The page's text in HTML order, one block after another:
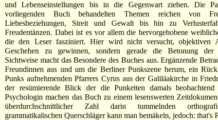
und Lebenseinstellungen bis in die Gegenwart ziehen. Die
vorliegenden Buch behandelten Themen reichen von
Liebesbeziehungen, Streit und Gewalt bis hin zu
Freudentänzen. Dabei ist es vor allem die hervorgehobene
die den Leser fasziniert. Hier wird nicht versucht, objektiven
Geschehen zu gewinnen, sondern gerade die Betonung der
Sichtweise macht das Besondere des Buches aus. Ergänzende
Freundinnen aus und um die Berliner Punkszene herum, ein
Punks aufnehmenden Pfarrers Cyrus aus der Galiläakirche in
der resümierende Blick der die Punketten damals beobachtend
Psychologin machen das Buch zu einem lesenswerten
überdurchschnittlicher Zahl darin tummelnden
grammatikalischen Querschläger kann man bemäkeln, jedoch: that's